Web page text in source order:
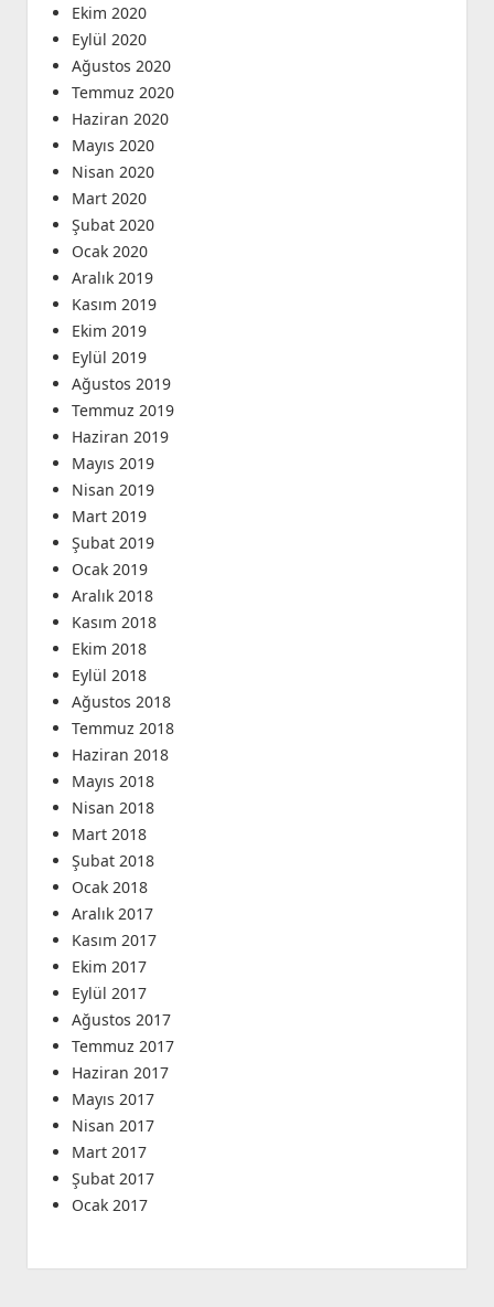
Ekim 2020
Eylül 2020
Ağustos 2020
Temmuz 2020
Haziran 2020
Mayıs 2020
Nisan 2020
Mart 2020
Şubat 2020
Ocak 2020
Aralık 2019
Kasım 2019
Ekim 2019
Eylül 2019
Ağustos 2019
Temmuz 2019
Haziran 2019
Mayıs 2019
Nisan 2019
Mart 2019
Şubat 2019
Ocak 2019
Aralık 2018
Kasım 2018
Ekim 2018
Eylül 2018
Ağustos 2018
Temmuz 2018
Haziran 2018
Mayıs 2018
Nisan 2018
Mart 2018
Şubat 2018
Ocak 2018
Aralık 2017
Kasım 2017
Ekim 2017
Eylül 2017
Ağustos 2017
Temmuz 2017
Haziran 2017
Mayıs 2017
Nisan 2017
Mart 2017
Şubat 2017
Ocak 2017